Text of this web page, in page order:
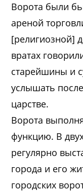
Ворота были
ареной
[религиозной]
вратах
старейшины и
услышать
царстве.
Ворота
функцию. В
регулярно
города и его
городских